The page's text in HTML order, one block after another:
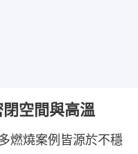
空間與高溫
燃燒案例皆源於不穩